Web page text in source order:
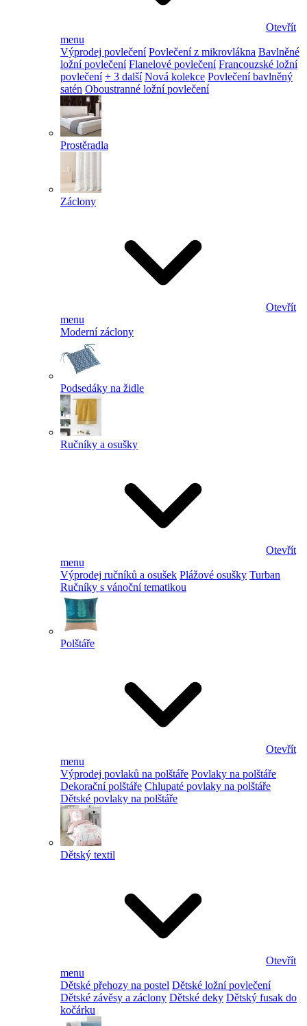
Otevřít
menu
Výprodej povlečení Povlečení z mikrovlákna Bavlněné
ložní povlečení Flanelové povlečení Francouzské ložní
povlečení + 3 další Nová kolekce Povlečení bavlněný
satén Oboustranné ložní povlečení
Prostěradla
Záclony
Otevřít
menu
Moderní záclony
Podsedáky na židle
Ručníky a osušky
Otevřít
menu
Výprodej ručníků a osušek Plážové osušky Turban
Ručníky s vánoční tematikou
Polštáře
Otevřít
menu
Výprodej povlaků na polštáře Povlaky na polštáře
Dekorační polštáře Chlupaté povlaky na polštáře
Dětské povlaky na polštáře
Dětský textil
Otevřít
menu
Dětské přehozy na postel Dětské ložní povlečení
Dětské závěsy a záclony Dětské deky Dětský fusak do
kočárku